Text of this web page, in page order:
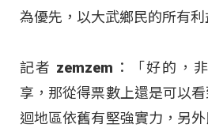
為優先，以大武鄉民的所有利
記者 zemzem：「好的，
享，那從得票數上還是可以
迴地區依舊有堅強實力，另